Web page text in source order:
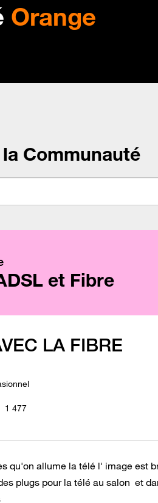
Orange
Communauté
et Fibre
LA FIBRE
1 477
qu'on allume la télé l' image est
plugs pour la télé au salon et